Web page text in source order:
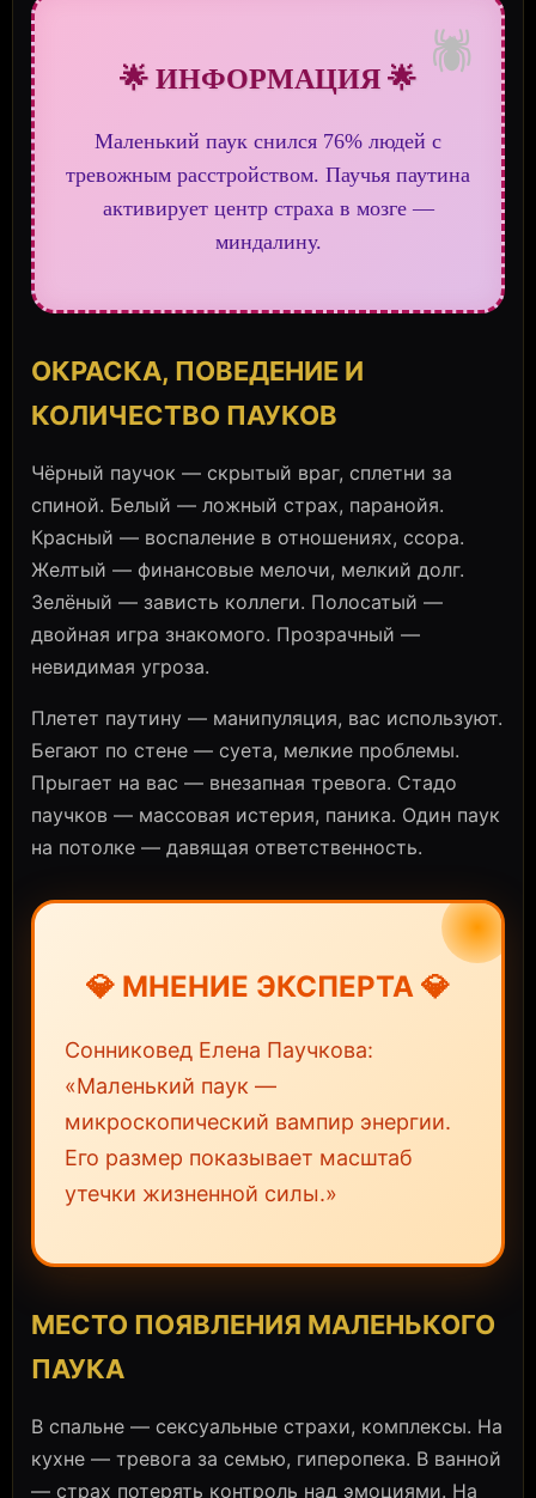
🕷️
🌟 ИНФОРМАЦИЯ 🌟
Маленький паук снился 76% людей с
тревожным расстройством. Паучья паутина
активирует центр страха в мозге —
миндалину.
ОКРАСКА, ПОВЕДЕНИЕ И
КОЛИЧЕСТВО ПАУКОВ
Чёрный паучок — скрытый враг, сплетни за
спиной. Белый — ложный страх, паранойя.
Красный — воспаление в отношениях, ссора.
Желтый — финансовые мелочи, мелкий долг.
Зелёный — зависть коллеги. Полосатый —
двойная игра знакомого. Прозрачный —
невидимая угроза.
Плетет паутину — манипуляция, вас используют.
Бегают по стене — суета, мелкие проблемы.
Прыгает на вас — внезапная тревога. Стадо
паучков — массовая истерия, паника. Один паук
на потолке — давящая ответственность.
💎 МНЕНИЕ ЭКСПЕРТА 💎
Сонниковед Елена Паучкова:
«Маленький паук —
микроскопический вампир энергии.
Его размер показывает масштаб
утечки жизненной силы.»
МЕСТО ПОЯВЛЕНИЯ МАЛЕНЬКОГО
ПАУКА
В спальне — сексуальные страхи, комплексы. На
кухне — тревога за семью, гиперопека. В ванной
— страх потерять контроль над эмоциями. На